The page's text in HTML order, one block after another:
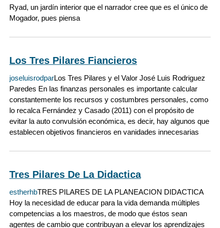
Ryad, un jardín interior que el narrador cree que es el único de
Mogador, pues piensa
Los Tres Pilares Fiancieros
joseluisrodparLos Tres Pilares y el Valor José Luis Rodriguez
Paredes En las finanzas personales es importante calcular
constantemente los recursos y costumbres personales, como
lo recalca Fernández y Casado (2011) con el propósito de
evitar la auto convulsión económica, es decir, hay algunos que
establecen objetivos financieros en vanidades innecesarias
Tres Pilares De La Didactica
estherhbTRES PILARES DE LA PLANEACION DIDACTICA
Hoy la necesidad de educar para la vida demanda múltiples
competencias a los maestros, de modo que éstos sean
agentes de cambio que contribuyan a elevar los aprendizajes